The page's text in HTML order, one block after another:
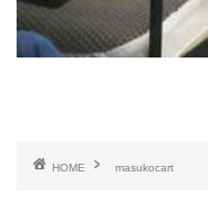
HOME masukocart